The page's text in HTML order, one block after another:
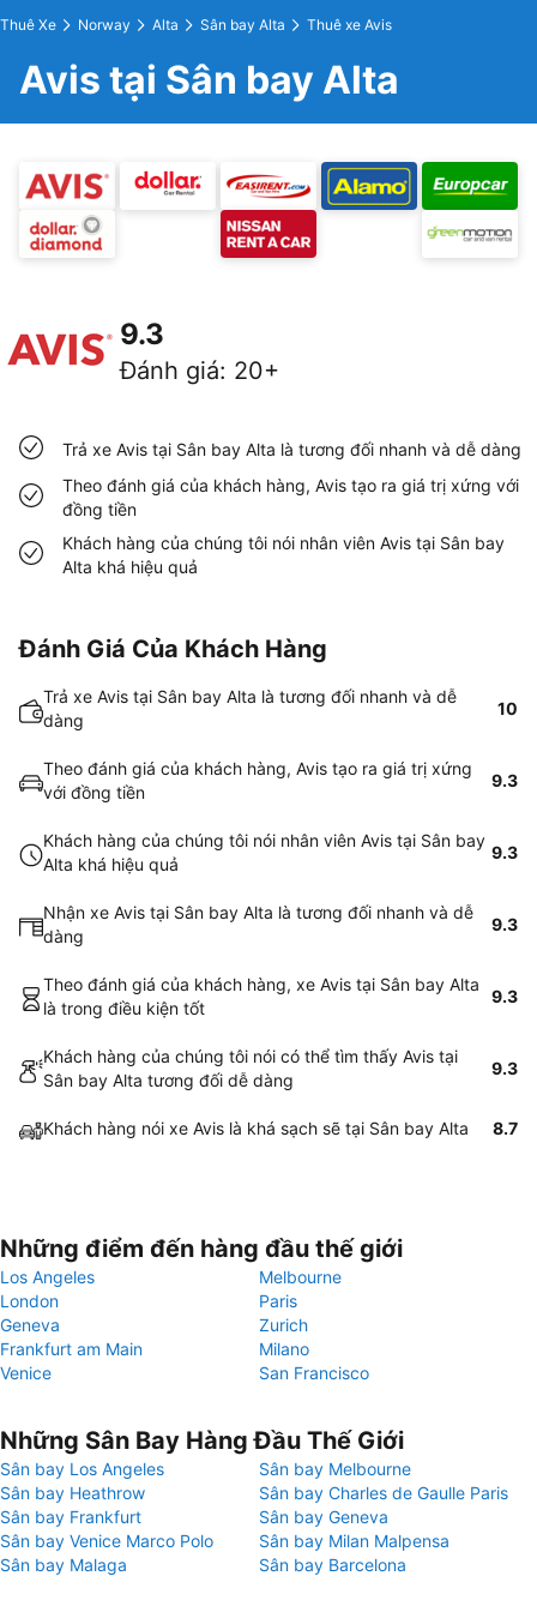
Thuê Xe Norway Alta Sân bay Alta Thuê xe Avis
Avis tại Sân bay Alta
9.3
Đánh giá: 20+
Trả xe Avis tại Sân bay Alta là tương đối nhanh và dễ dàng
Theo đánh giá của khách hàng, Avis tạo ra giá trị xứng với
đồng tiền
Khách hàng của chúng tôi nói nhân viên Avis tại Sân bay
Alta khá hiệu quả
Đánh Giá Của Khách Hàng
Trả xe Avis tại Sân bay Alta là tương đối nhanh và dễ
dàng
10
Theo đánh giá của khách hàng, Avis tạo ra giá trị xứng
với đồng tiền
9.3
Khách hàng của chúng tôi nói nhân viên Avis tại Sân bay
Alta khá hiệu quả
9.3
Nhận xe Avis tại Sân bay Alta là tương đối nhanh và dễ
dàng
9.3
Theo đánh giá của khách hàng, xe Avis tại Sân bay Alta
là trong điều kiện tốt
9.3
Khách hàng của chúng tôi nói có thể tìm thấy Avis tại
Sân bay Alta tương đối dễ dàng
9.3
Khách hàng nói xe Avis là khá sạch sẽ tại Sân bay Alta 8.7
Những điểm đến hàng đầu thế giới
Los Angeles
Melbourne
London
Paris
Geneva
Zurich
Frankfurt am Main
Milano
Venice
San Francisco
Những Sân Bay Hàng Đầu Thế Giới
Sân bay Los Angeles
Sân bay Melbourne
Sân bay Heathrow
Sân bay Charles de Gaulle Paris
Sân bay Frankfurt
Sân bay Geneva
Sân bay Venice Marco Polo
Sân bay Milan Malpensa
Sân bay Malaga
Sân bay Barcelona